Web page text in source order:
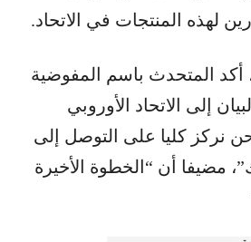
لهذه المنتجات في الاتحاد.
المتحدث باسم المفوضية
إلى الاتحاد الأوروبي
نركز كليا على التوصل إلى
مضيفا أن “الخطوة الأخيرة